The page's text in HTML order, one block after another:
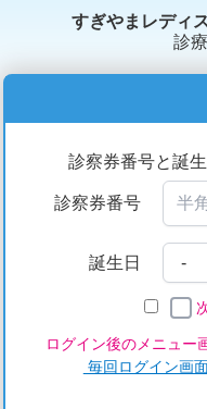
すぎやまレディ
診
診察券番号と誕
診察券番号
誕生日
ログイン後のメニュー
毎回ログイン画